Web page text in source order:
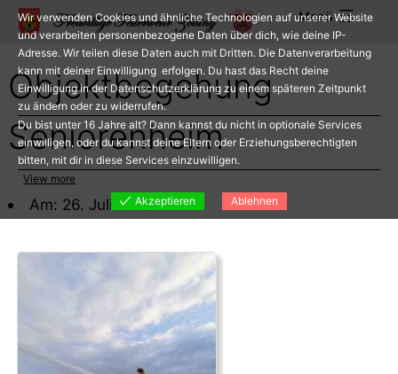
Zum
Inhalt
springen
Menü
Objektbegehung
Seniorenheim
Am: 26. Juli 2023
Wir verwenden Cookies und ähnliche Technologien auf unserer Website
und verarbeiten personenbezogene Daten über dich, wie deine IP-
Adresse. Wir teilen diese Daten auch mit Dritten. Die Datenverarbeitung
kann mit deiner Einwilligung erfolgen. Du hast das Recht deine
Einwilligung in der Datenschutzerklärung zu einem späteren Zeitpunkt
zu ändern oder zu widerrufen.
Du bist unter 16 Jahre alt? Dann kannst du nicht in optionale Services
einwilligen, oder du kannst deine Eltern oder Erziehungsberechtigten
bitten, mit dir in diese Services einzuwilligen.
View more
Akzeptieren
Ablehnen